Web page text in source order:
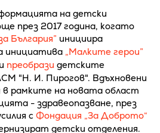
на детски
през 2017 година, когато
България” инициира
инициатива „Малките герои”
преобрази детските
"Н. И. Пирогов". Вдъхновени
рамките на новата област
- здравеопазване, през
с Фондация „За Доброто“
детски отделения.